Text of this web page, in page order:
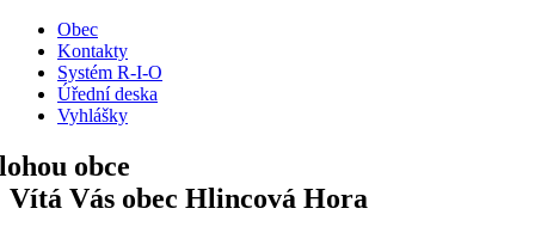
Obec
Kontakty
Systém R-I-O
Úřední deska
Vyhlášky
Vítá Vás obec Hlincová Hora